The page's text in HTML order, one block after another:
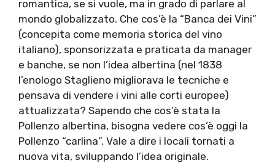
romantica, se si vuole, ma in grado di parlare al
mondo globalizzato. Che cos’è la “Banca dei Vini”
(concepita come memoria storica del vino
italiano), sponsorizzata e praticata da manager
e banche, se non l’idea albertina (nel 1838
l’enologo Staglieno migliorava le tecniche e
pensava di vendere i vini alle corti europee)
attualizzata? Sapendo che cos’è stata la
Pollenzo albertina, bisogna vedere cos’è oggi la
Pollenzo “carlina”. Vale a dire i locali tornati a
nuova vita, sviluppando l’idea originale.